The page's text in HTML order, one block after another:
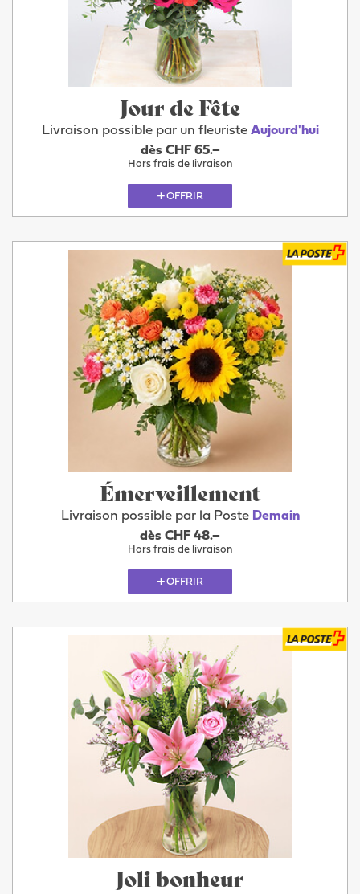
Jour de Fête
Livraison possible par un fleuriste Aujourd'hui
dès CHF 65.–
Hors frais de livraison
OFFRIR
Émerveillement
Livraison possible par la Poste Demain
dès CHF 48.–
Hors frais de livraison
OFFRIR
Joli bonheur